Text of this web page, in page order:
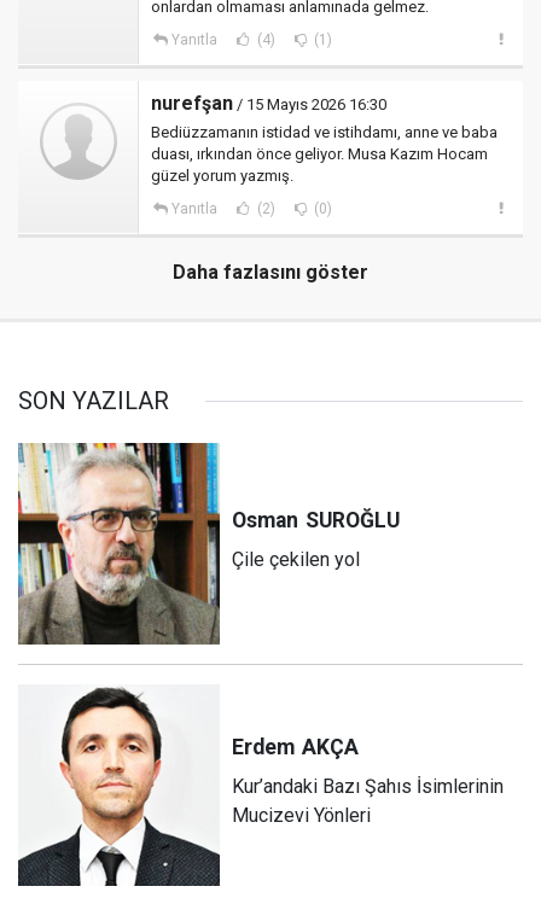
onlardan olmaması anlamınada gelmez.
Yanıtla (4) (1)
nurefşan / 15 Mayıs 2026 16:30
Bediüzzamanın istidad ve istihdamı, anne ve baba
duası, ırkından önce geliyor. Musa Kazım Hocam
güzel yorum yazmış.
Yanıtla (2) (0)
Daha fazlasını göster
SON YAZILAR
Osman SUROĞLU
Çile çekilen yol
Erdem AKÇA
Kur’andaki Bazı Şahıs İsimlerinin
Mucizevi Yönleri